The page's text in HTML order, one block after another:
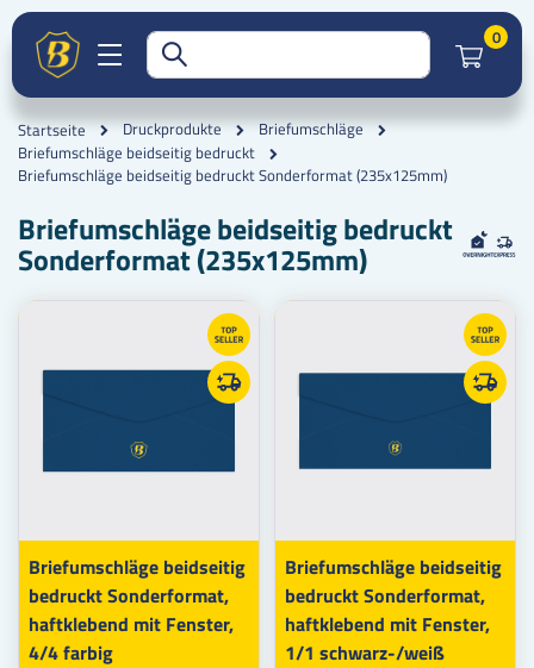
0
Startseite Druckprodukte
Briefumschläge
Briefumschläge beidseitig bedruckt
Briefumschläge beidseitig bedruckt Sonderformat (235x125mm)
Briefumschläge beidseitig bedruckt
Sonderformat (235x125mm)
Briefumschläge beidseitig
bedruckt Sonderformat,
haftklebend mit Fenster,
4/4 farbig
Briefumschläge beidseitig
bedruckt Sonderformat,
haftklebend mit Fenster,
1/1 schwarz-/weiß